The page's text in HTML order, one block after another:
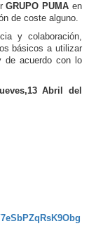
GRUPO PUMA en
de coste alguno.
y colaboración,
básicos a utilizar
de acuerdo con lo
Abril del